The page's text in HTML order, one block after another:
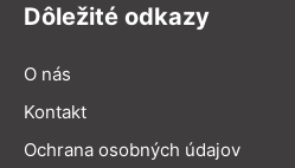
Dôležité odkazy
O nás
Kontakt
Ochrana osobných údajov